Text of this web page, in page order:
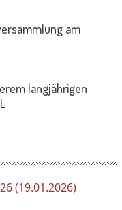
am
langjährigen
(19.01.2026)